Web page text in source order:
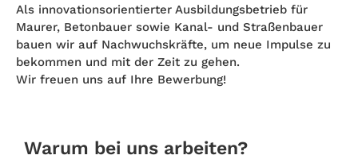
Als innovationsorientierter Ausbildungsbetrieb für
Maurer, Betonbauer sowie Kanal- und Straßenbauer
bauen wir auf Nachwuchskräfte, um neue Impulse zu
bekommen und mit der Zeit zu gehen.
Wir freuen uns auf Ihre Bewerbung!
Warum bei uns arbeiten?